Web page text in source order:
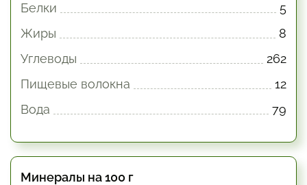
Белки
5
Жиры
8
Углеводы
262
Пищевые волокна
12
Вода
79
Минералы на 100 г